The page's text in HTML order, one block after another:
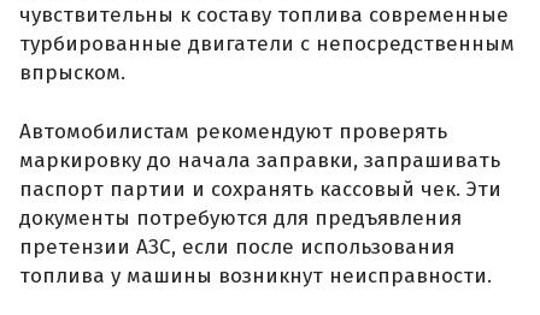
чувствительны к составу топлива современные
турбированные двигатели с непосредственным
впрыском.
Автомобилистам рекомендуют проверять
маркировку до начала заправки, запрашивать
паспорт партии и сохранять кассовый чек. Эти
документы потребуются для предъявления
претензии АЗС, если после использования
топлива у машины возникнут неисправности.